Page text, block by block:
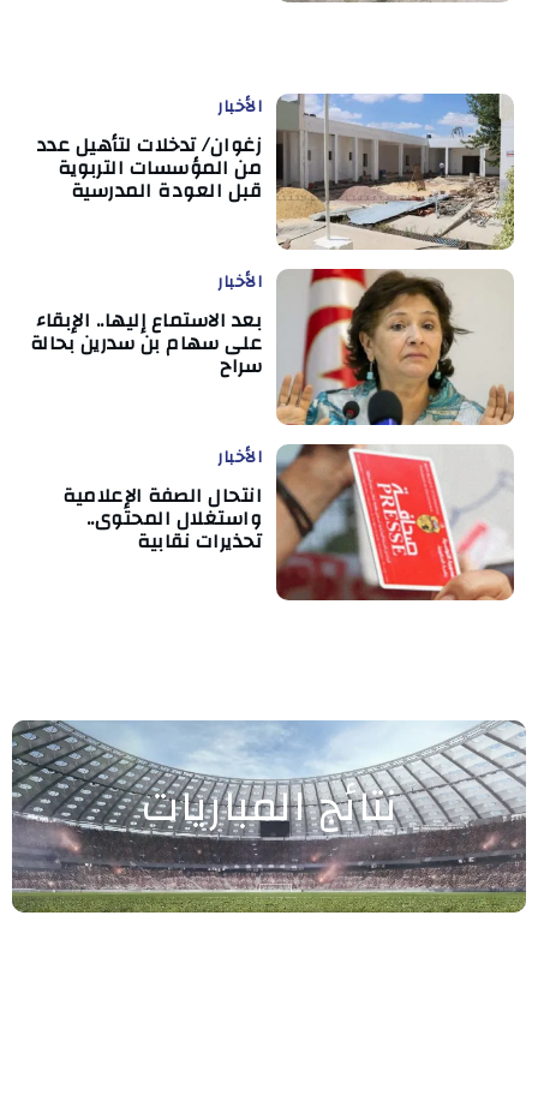
الأخبار
زغوان/ تدخلات لتأهيل عدد
من المؤسسات التربوية
قبل العودة المدرسية
الأخبار
بعد الاستماع إليها.. الإبقاء
على سهام بن سدرين بحالة
سراح
الأخبار
انتحال الصفة الإعلامية
واستغلال المحتوى..
تحذيرات نقابية
نتائج المباريات